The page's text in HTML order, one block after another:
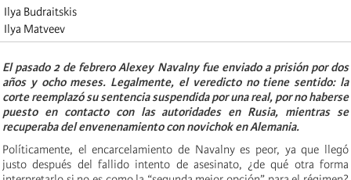
Ilya Budraitskis
Ilya Matveev
El pasado 2 de febrero Alexey Navalny fue enviado a prisión por dos
años y ocho meses. Legalmente, el veredicto no tiene sentido: la
corte reemplazó su sentencia suspendida por una real, por no haberse
puesto en contacto con las autoridades en Rusia, mientras se
recuperaba del envenenamiento con novichok en Alemania.
Políticamente, el encarcelamiento de Navalny es peor, ya que llegó
justo después del fallido intento de asesinato, ¿de qué otra forma